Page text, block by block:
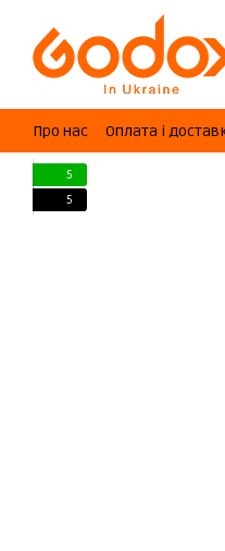
Перейти до основного
Про нас Оплата і
5
5